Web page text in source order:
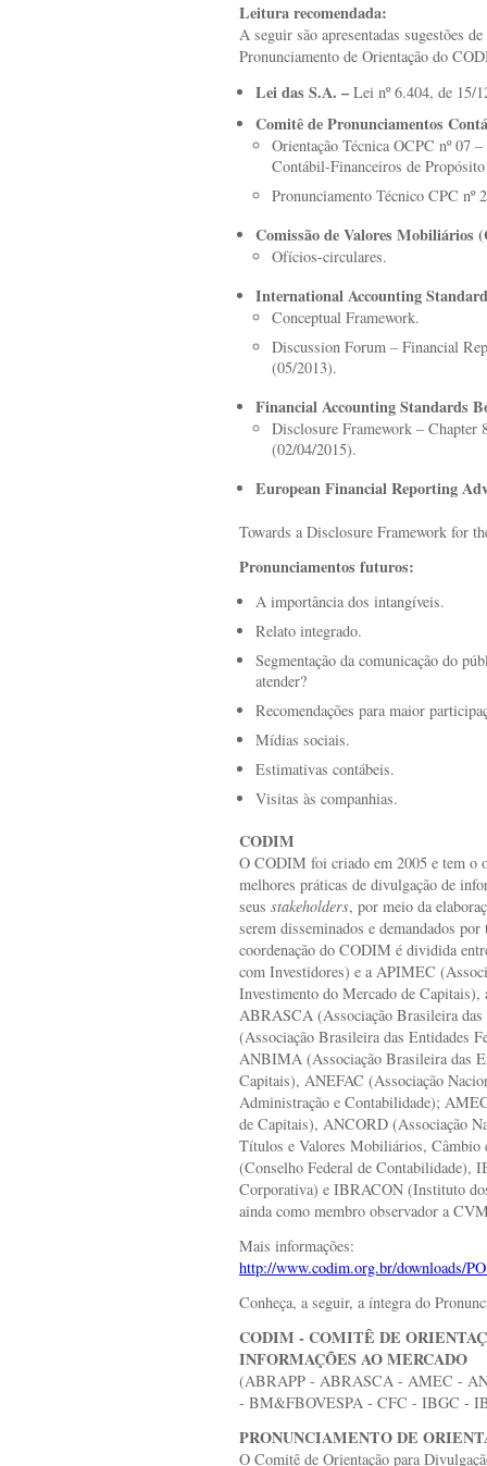
Leitura recomendada:
A seguir são apresentadas sugestões
Pronunciamento de Orientação do
Lei das S.A. –Lei nº 6.404, de 15/
Comitê de Pronunciamentos
Orientação Técnica OCPC nº 07
Contábil-Financeiros de
Pronunciamento Técnico CPC nº
Comissão de Valores Mobiliários
Ofícios-circulares.
International Accounting
Conceptual Framework.
Discussion Forum – Financial
(05/2013).
Financial Accounting Standards
Disclosure Framework – Chapter
(02/04/2015).
European Financial Reporting
Towards a Disclosure Framework for
Pronunciamentos futuros:
A importância dos intangíveis.
Relato integrado.
Segmentação da comunicação do
atender?
Recomendações para maior
Mídias sociais.
Estimativas contábeis.
Visitas às companhias.
CODIM
O CODIM foi criado em 2005 e tem o
melhores práticas de divulgação de
seus stakeholders, por meio da
serem disseminados e demandados
coordenação do CODIM é dividida
com Investidores) e a APIMEC
Investimento do Mercado de Capitais),
ABRASCA (Associação Brasileira
(Associação Brasileira das Entidades
ANBIMA (Associação Brasileira das
Capitais), ANEFAC (Associação
Administração e Contabilidade);
de Capitais), ANCORD (Associação
Títulos e Valores Mobiliários,
(Conselho Federal de Contabilidade),
Corporativa) e IBRACON (Instituto
ainda como membro observador a
Mais informações:
http://www.codim.org.br/downloads/
Conheça, a seguir, a íntegra do
CODIM - COMITÊ DE
INFORMAÇÕES AO MERCADO
(ABRAPP - ABRASCA - AMEC -
- BM&FBOVESPA - CFC - IBGC -
PRONUNCIAMENTO DE
O Comitê de Orientação para